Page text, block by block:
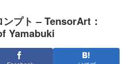
プト – TensorArt：
Yamabuki